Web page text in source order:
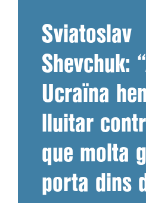
Sviatoslav
Shevchuk:
Ucraïna
lluitar
que molta
porta dins